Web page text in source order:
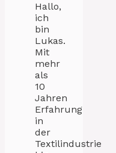
Hallo,
ich
bin
Lukas.
Mit
mehr
als
10
Jahren
Erfahrung
in
der
Textilindustrie